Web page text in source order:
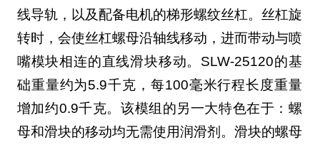
线导轨，以及配备电机的梯形螺纹丝杠。丝杠旋
转时，会使丝杠螺母沿轴线移动，进而带动与喷
嘴模块相连的直线滑块移动。SLW-25120的基
础重量约为5.9千克，每100毫米行程长度重量
增加约0.9千克。该模组的另一大特色在于：螺
母和滑块的移动均无需使用润滑剂。滑块的螺母